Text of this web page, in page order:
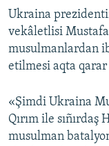
SÜRET
BLOGLAR
FİKİR
Русский
Українською
Ukraina
vekâletlisi
musulmanlardan
etilmesi aqta qarar
«Şimdi Ukraina
Qırım ile
musulman